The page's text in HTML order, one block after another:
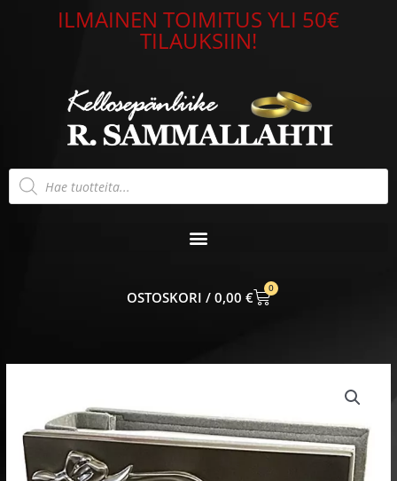
ILMAINEN TOIMITUS YLI 50€
TILAUKSIIN!
Products
search
0,00 €
0
CART
albumi
Nalle
ja
Rusetti